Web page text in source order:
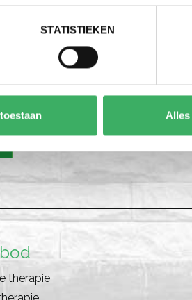
STATISTIEKEN
werken met het
aangesloten bij de
therapie